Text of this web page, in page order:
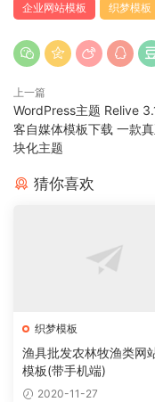
企业网站模板 织梦模板
上一篇
WordPress主题 Relive
客自媒体模板下载 一款
块化主题
猜你喜欢
织梦模板
渔具批发农林牧渔类网
模板(带手机端)
2020-11-27